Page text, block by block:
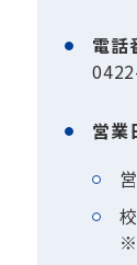
電話
営業
※